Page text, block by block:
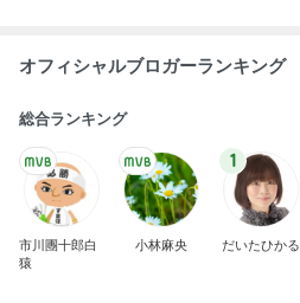
オフィシャルブロガーランキング
総合ランキング
市川團十郎白
猿
小林麻央
1
だいたひかる